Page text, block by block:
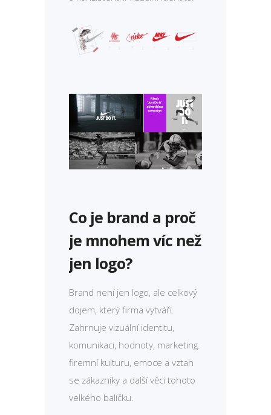
Co je brand a proč
je mnohem víc než
jen logo?
Brand není jen logo, ale celkový
dojem, který firma vytváří.
Zahrnuje vizuální identitu,
komunikaci, hodnoty, marketing.
firemní kulturu, emoce a vztah
se zákazníky a další věci tohoto
velkého balíčku.